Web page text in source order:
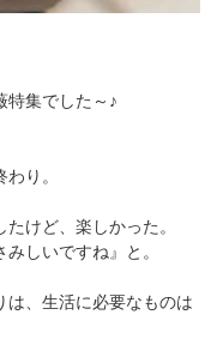
集でした～♪
り。
けど、楽しかった。
しいですね』と。
は、生活に必要なものは